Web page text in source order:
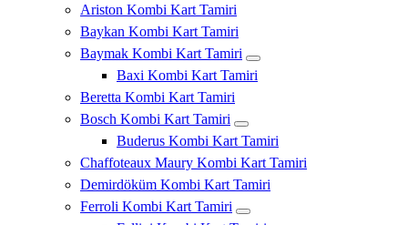
Ariston Kombi Kart Tamiri
Baykan Kombi Kart Tamiri
Baymak Kombi Kart Tamiri
Baxi Kombi Kart Tamiri
Beretta Kombi Kart Tamiri
Bosch Kombi Kart Tamiri
Buderus Kombi Kart Tamiri
Chaffoteaux Maury Kombi Kart Tamiri
Demirdöküm Kombi Kart Tamiri
Ferroli Kombi Kart Tamiri